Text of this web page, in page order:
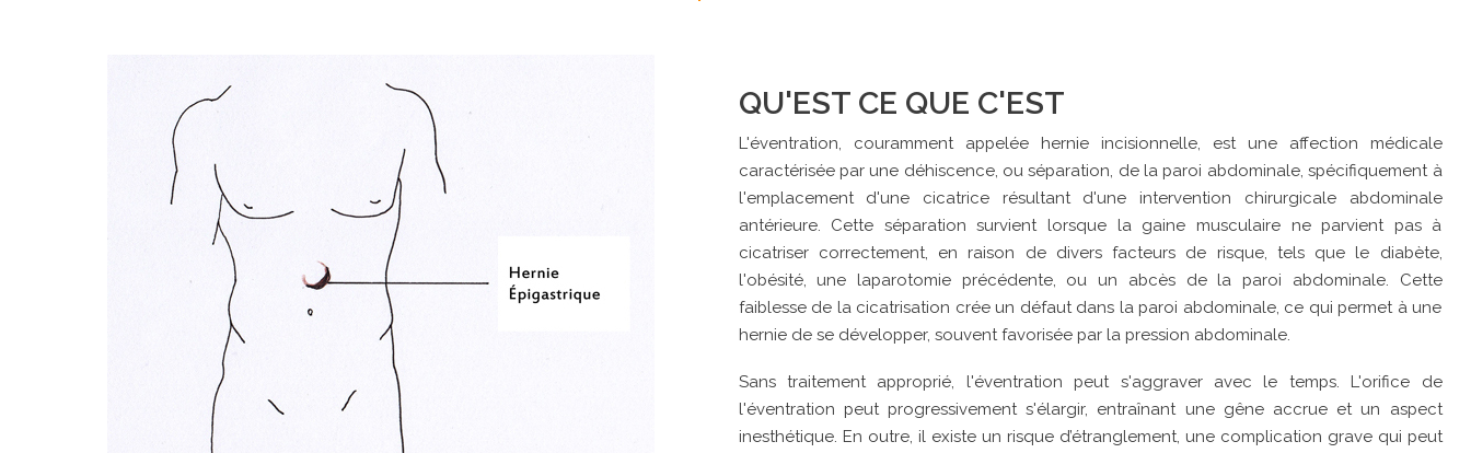
QU'EST CE QUE C'EST
L'éventration, couramment appelée hernie incisionnelle, est une affection médicale
caractérisée par une déhiscence, ou séparation, de la paroi abdominale, spécifiquement à
l'emplacement d'une cicatrice résultant d'une intervention chirurgicale abdominale
antérieure. Cette séparation survient lorsque la gaine musculaire ne parvient pas à
cicatriser correctement, en raison de divers facteurs de risque, tels que le diabète,
l'obésité, une laparotomie précédente, ou un abcès de la paroi abdominale. Cette
faiblesse de la cicatrisation crée un défaut dans la paroi abdominale, ce qui permet à une
hernie de se développer, souvent favorisée par la pression abdominale.
Sans traitement approprié, l'éventration peut s'aggraver avec le temps. L'orifice de
l'éventration peut progressivement s'élargir, entraînant une gêne accrue et un aspect
inesthétique. En outre, il existe un risque d’étranglement, une complication grave qui peut